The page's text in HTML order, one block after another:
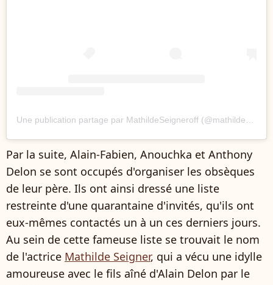
Par la suite, Alain-Fabien, Anouchka et Anthony
Delon se sont occupés d'organiser les obsèques
de leur père. Ils ont ainsi dressé une liste
restreinte d'une quarantaine d'invités, qu'ils ont
eux-mêmes contactés un à un ces derniers jours.
Au sein de cette fameuse liste se trouvait le nom
de l'actrice Mathilde Seigner, qui a vécu une idylle
amoureuse avec le fils aîné d'Alain Delon par le